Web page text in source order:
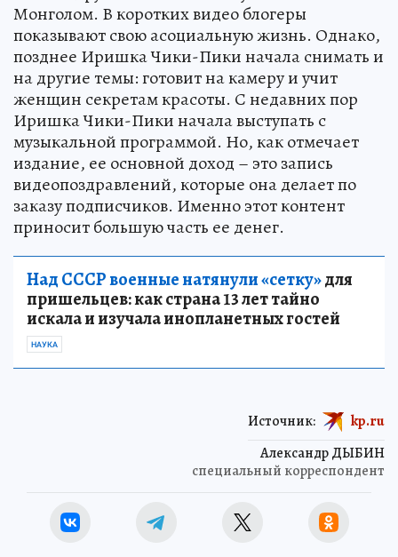
Монголом. В коротких видео блогеры
показывают свою асоциальную жизнь. Однако,
позднее Иришка Чики-Пики начала снимать и
на другие темы: готовит на камеру и учит
женщин секретам красоты. С недавних пор
Иришка Чики-Пики начала выступать с
музыкальной программой. Но, как отмечает
издание, ее основной доход – это запись
видеопоздравлений, которые она делает по
заказу подписчиков. Именно этот контент
приносит большую часть ее денег.
Над СССР военные натянули «сетку»для
пришельцев: как страна 13 лет тайно
искала и изучала инопланетных гостей
НАУКА
Александр ДЫБИН
специальный корреспондент
Источник: kp.ru